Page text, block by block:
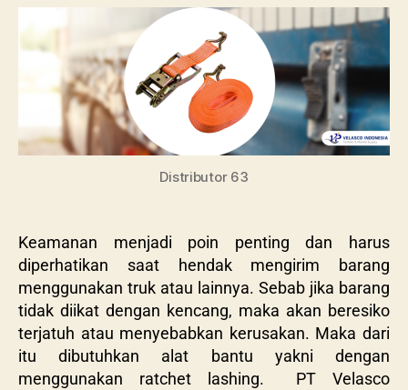
Distributor 63
Keamanan menjadi poin penting dan harus
diperhatikan saat hendak mengirim barang
menggunakan truk atau lainnya. Sebab jika barang
tidak diikat dengan kencang, maka akan beresiko
terjatuh atau menyebabkan kerusakan. Maka dari
itu dibutuhkan alat bantu yakni dengan
menggunakan ratchet lashing.
PT Velasco